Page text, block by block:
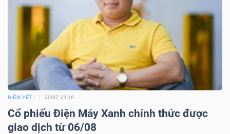
NIÊM YẾT 30/07 12:16
Cổ phiếu Điện Máy Xanh chính thức được
giao dịch từ 06/08
CHĂM
SÓC
SỨC
KHỎE